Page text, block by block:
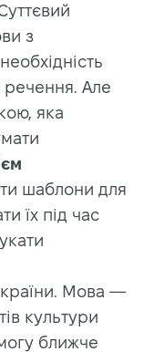
з
речення. Але
яка
шаблони для
їх під час
країни. Мова —
культури
ближче